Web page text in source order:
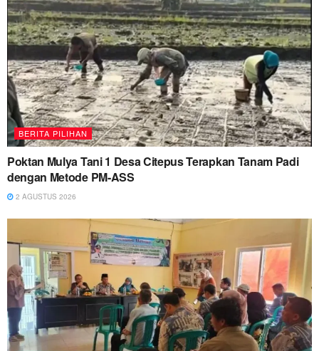
BERITA PILIHAN
Poktan Mulya Tani 1 Desa Citepus Terapkan Tanam Padi
dengan Metode PM-ASS
2 AGUSTUS 2026